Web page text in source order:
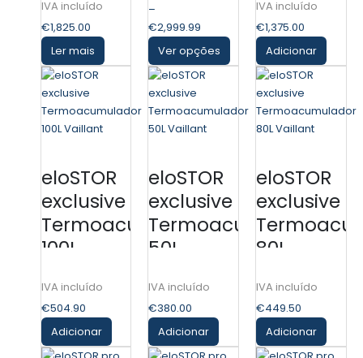
€1,825.00
Ler mais
–
€2,999.99
Ver opções
€1,375.00
Adicionar
eloSTOR
exclusive
Termoacumulador
100L
€504.90
Adicionar
eloSTOR
exclusive
Termoacumulador
50L
€380.00
Adicionar
eloSTOR
exclusive
80L
€449.50
Adicionar